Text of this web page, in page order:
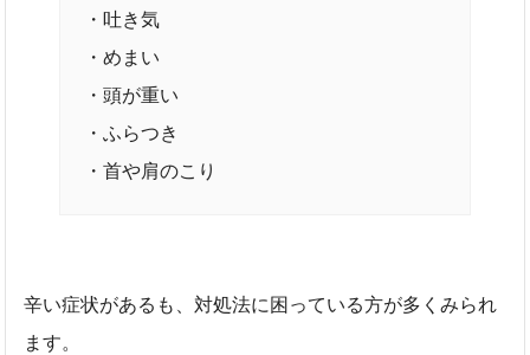
・吐き気
・めまい
・頭が重い
・ふらつき
・首や肩のこり
辛い症状があるも、対処法に困っている方が多くみられ
ます。